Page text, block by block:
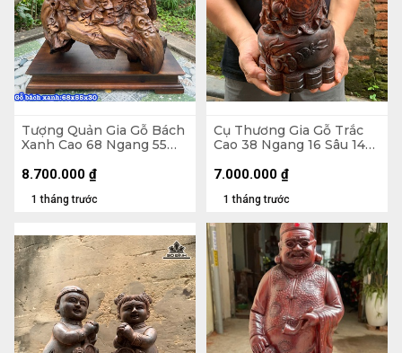
Tượng Quản Gia Gỗ Bách
Xanh Cao 68 Ngang 55
1 tháng trước
8.700.000 ₫
Cụ Thương Gia Gỗ Trắc
Cao 38 Ngang 16 Sâu 14
1 tháng trước
7.000.000 ₫